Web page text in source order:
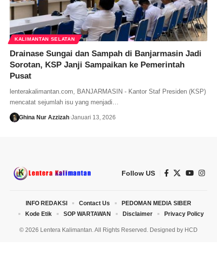
KALIMANTAN SELATAN
Drainase Sungai dan Sampah di Banjarmasin Jadi
Sorotan, KSP Janji Sampaikan ke Pemerintah
Pusat
lenterakalimantan.com, BANJARMASIN - Kantor Staf Presiden (KSP)
mencatat sejumlah isu yang menjadi…
Ghina Nur Azzizah Januari 13, 2026
Follow US
© 2026 Lentera Kalimantan. All Rights Reserved. Designed by HCD
INFO REDAKSI Contact Us
PEDOMAN MEDIA SIBER
Kode Etik
SOP WARTAWAN Disclaimer Privacy Policy